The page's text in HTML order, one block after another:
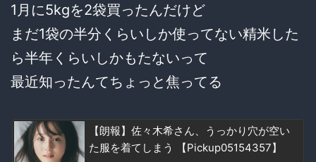
1月に5kgを2袋買ったんだけど
まだ1袋の半分くらいしか使ってない精米した
ら半年くらいしかもたないって
最近知ったんてちょっと焦ってる
【朗報】佐々木希さん、うっかり穴が空い
た服を着てしまう 【Pickup05154357】